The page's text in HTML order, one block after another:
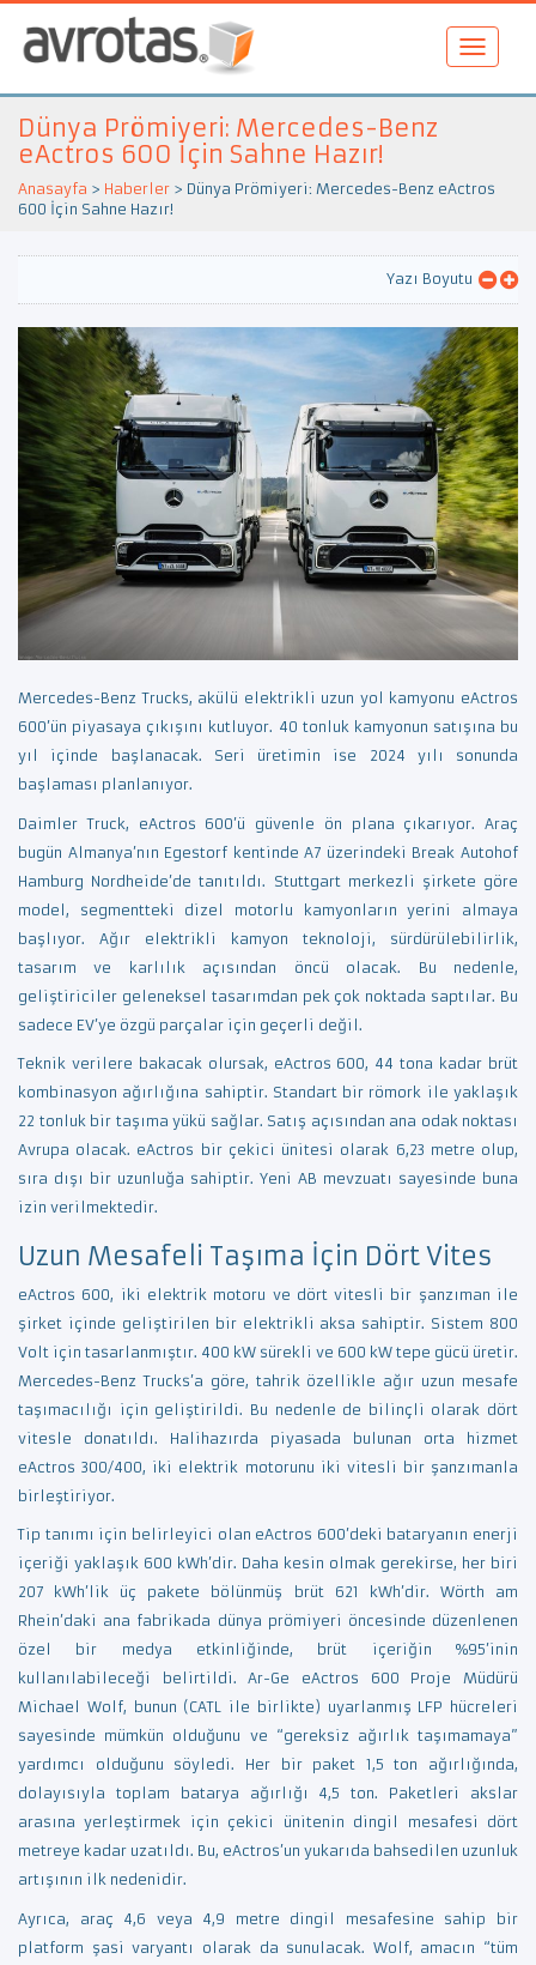
Dünya Prömiyeri: Mercedes-Benz
eActros 600 İçin Sahne Hazır!
Anasayfa > Haberler > Dünya Prömiyeri: Mercedes-Benz eActros
600 İçin Sahne Hazır!
Yazı Boyutu
Mercedes-Benz Trucks, akülü elektrikli uzun yol kamyonu eActros
600’ün piyasaya çıkışını kutluyor. 40 tonluk kamyonun satışına bu
yıl içinde başlanacak. Seri üretimin ise 2024 yılı sonunda
başlaması planlanıyor.
Daimler Truck, eActros 600’ü güvenle ön plana çıkarıyor. Araç
bugün Almanya’nın Egestorf kentinde A7 üzerindeki Break Autohof
Hamburg Nordheide’de tanıtıldı. Stuttgart merkezli şirkete göre
model, segmentteki dizel motorlu kamyonların yerini almaya
başlıyor. Ağır elektrikli kamyon teknoloji, sürdürülebilirlik,
tasarım ve karlılık açısından öncü olacak. Bu nedenle,
geliştiriciler geleneksel tasarımdan pek çok noktada saptılar. Bu
sadece EV’ye özgü parçalar için geçerli değil.
Teknik verilere bakacak olursak, eActros 600, 44 tona kadar brüt
kombinasyon ağırlığına sahiptir. Standart bir römork ile yaklaşık
22 tonluk bir taşıma yükü sağlar. Satış açısından ana odak noktası
Avrupa olacak. eActros bir çekici ünitesi olarak 6,23 metre olup,
sıra dışı bir uzunluğa sahiptir. Yeni AB mevzuatı sayesinde buna
izin verilmektedir.
Uzun Mesafeli Taşıma İçin Dört Vites
eActros 600, iki elektrik motoru ve dört vitesli bir şanzıman ile
şirket içinde geliştirilen bir elektrikli aksa sahiptir. Sistem 800
Volt için tasarlanmıştır. 400 kW sürekli ve 600 kW tepe gücü üretir.
Mercedes-Benz Trucks’a göre, tahrik özellikle ağır uzun mesafe
taşımacılığı için geliştirildi. Bu nedenle de bilinçli olarak dört
vitesle donatıldı. Halihazırda piyasada bulunan orta hizmet
eActros 300/400, iki elektrik motorunu iki vitesli bir şanzımanla
birleştiriyor.
Tip tanımı için belirleyici olan eActros 600’deki bataryanın enerji
içeriği yaklaşık 600 kWh’dir. Daha kesin olmak gerekirse, her biri
207 kWh’lik üç pakete bölünmüş brüt 621 kWh’dir. Wörth am
Rhein’daki ana fabrikada dünya prömiyeri öncesinde düzenlenen
özel bir medya etkinliğinde, brüt içeriğin %95’inin
kullanılabileceği belirtildi. Ar-Ge eActros 600 Proje Müdürü
Michael Wolf, bunun (CATL ile birlikte) uyarlanmış LFP hücreleri
sayesinde mümkün olduğunu ve “gereksiz ağırlık taşımamaya”
yardımcı olduğunu söyledi. Her bir paket 1,5 ton ağırlığında,
dolayısıyla toplam batarya ağırlığı 4,5 ton. Paketleri akslar
arasına yerleştirmek için çekici ünitenin dingil mesafesi dört
metreye kadar uzatıldı. Bu, eActros’un yukarıda bahsedilen uzunluk
artışının ilk nedenidir.
Ayrıca, araç 4,6 veya 4,9 metre dingil mesafesine sahip bir
platform şasi varyantı olarak da sunulacak. Wolf, amacın “tüm